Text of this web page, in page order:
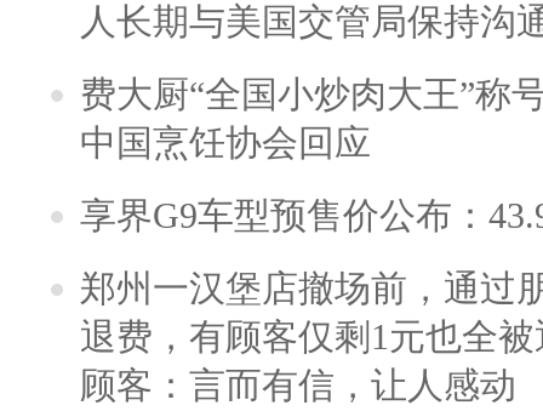
人长期与美国交管局保持沟
费大厨“全国小炒肉大王”称
中国烹饪协会回应
享界G9车型预售价公布：
郑州一汉堡店撤场前，通过
退费，有顾客仅剩1元也全
顾客：言而有信，让人感动